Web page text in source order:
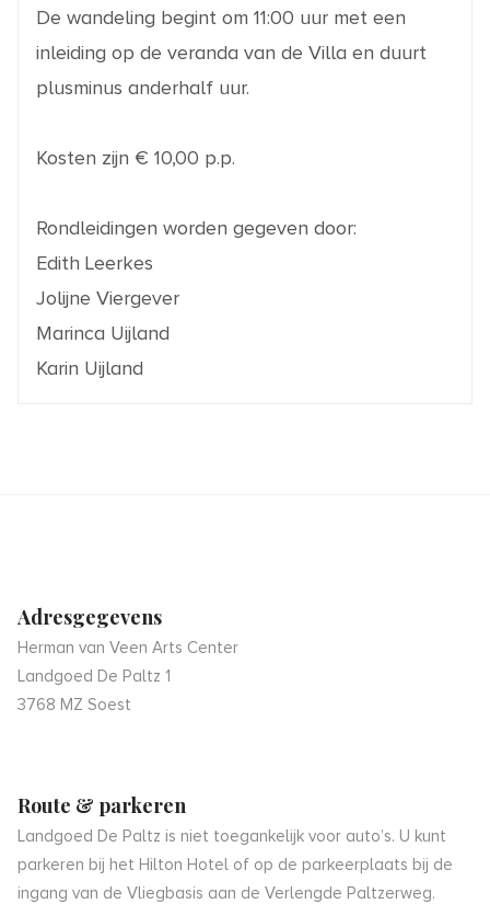
De wandeling begint om 11:00 uur met een
inleiding op de veranda van de Villa en duurt
plusminus anderhalf uur.
Kosten zijn € 10,00 p.p.
Rondleidingen worden gegeven door:
Edith Leerkes
Jolijne Viergever
Marinca Uijland
Karin Uijland
Adresgegevens
Herman van Veen Arts Center
Landgoed De Paltz 1
3768 MZ Soest
Route & parkeren
Landgoed De Paltz is niet toegankelijk voor auto’s. U kunt
parkeren bij het Hilton Hotel of op de parkeerplaats bij de
ingang van de Vliegbasis aan de Verlengde Paltzerweg.